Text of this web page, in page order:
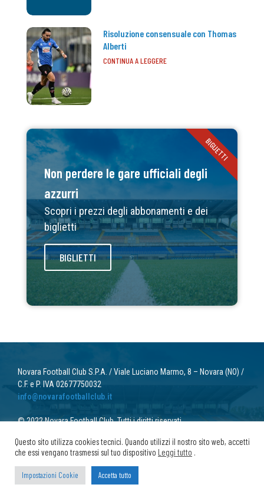
Risoluzione consensuale con Thomas
Alberti
CONTINUA A LEGGERE
Non perdere le gare ufficiali degli
azzurri
Scopri i prezzi degli abbonamenti e dei
biglietti
BIGLIETTI
BIGLIETTI
Novara Football Club S.P.A. / Viale Luciano Marmo, 8 – Novara (NO) /
C.F. e P. IVA 02677750032
info@novarafootballclub.it
© 2022 Novara Football Club. Tutti i diritti riservati.
Questo sito utilizza cookies tecnici. Quando utilizzi il nostro sito web, accetti
che essi vengano trasmessi sul tuo dispositivo Leggi tutto .
Impostazioni Cookie Accetta tutto